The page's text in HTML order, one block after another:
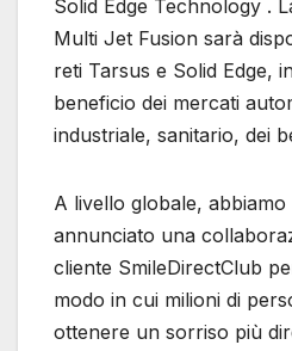
Solid Edge Technology .
Multi Jet Fusion sarà
reti Tarsus e Solid Edge,
beneficio dei mercati
industriale, sanitario, dei
A livello globale,
annunciato una
cliente SmileDirectClub
modo in cui milioni di
ottenere un sorriso più